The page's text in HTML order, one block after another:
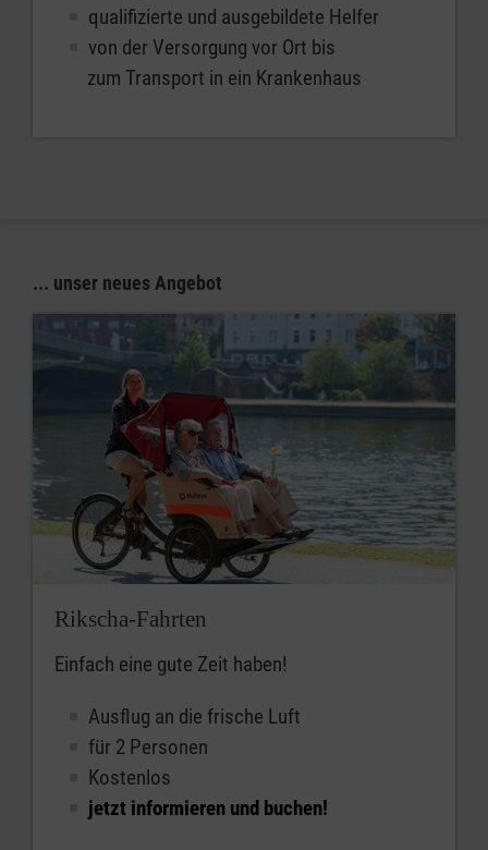
qualifizierte und ausgebildete Helfer
von der Versorgung vor Ort bis
zum Transport in ein Krankenhaus
... unser neues Angebot
Rikscha-Fahrten
Einfach eine gute Zeit haben!
Ausflug an die frische Luft
für 2 Personen
Kostenlos
jetzt informieren und buchen!